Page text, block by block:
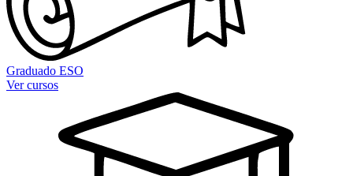
Graduado ESO
Ver cursos